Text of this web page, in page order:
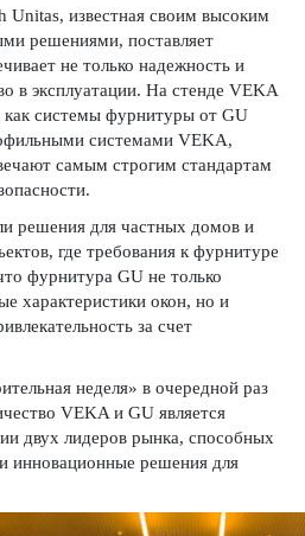
Unitas, известная своим высоким
решениями, поставляет
не только надежность и
в эксплуатации. На стенде VEKA
как системы фурнитуры от GU
системами VEKA,
самым строгим стандартам
решения для частных домов и
где требования к фурнитуре
фурнитура GU не только
характеристики окон, но и
за счет
неделя» в очередной раз
VEKA и GU является
двух лидеров рынка, способных
инновационные решения для